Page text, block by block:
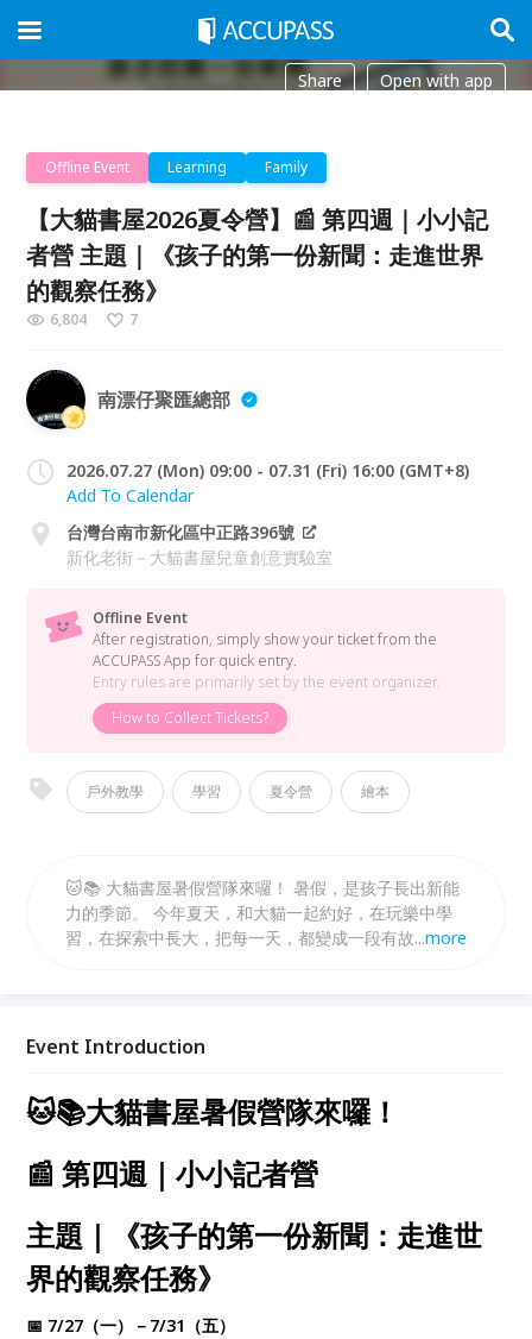
Share Open with app
Offline Event Learning Family
【大貓書屋2026夏令營】📰 第四週｜小小記
者營 主題｜《孩子的第一份新聞：走進世界
的觀察任務》
6,804 7
南漂仔聚匯總部
2026.07.27 (Mon) 09:00 - 07.31 (Fri) 16:00 (GMT+8)
Add To Calendar
台灣台南市新化區中正路396號
新化老街－大貓書屋兒童創意實驗室
Offline Event
After registration, simply show your ticket from the
ACCUPASS App for quick entry.
Entry rules are primarily set by the event organizer.
How to Collect Tickets?
戶外教學 學習 夏令營 繪本
🐱📚 大貓書屋暑假營隊來囉！ 暑假，是孩子長出新能
力的季節。 今年夏天，和大貓一起約好，在玩樂中學
習，在探索中長大，把每一天，都變成一段有故事的冒
隊自由選擇，可依孩子興趣報名！ 可單週參加，彈性
...more
Event Introduction
🐱📚大貓書屋暑假營隊來囉！
📰 第四週｜小小記者營
主題｜《孩子的第一份新聞：走進世
界的觀察任務》
📅 7/27（一）－7/31（五）